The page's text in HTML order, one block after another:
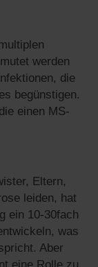
werden
die
begünstigen.
einen MS-
Eltern,
leiden, hat
ein 10-30fach
was
Aber